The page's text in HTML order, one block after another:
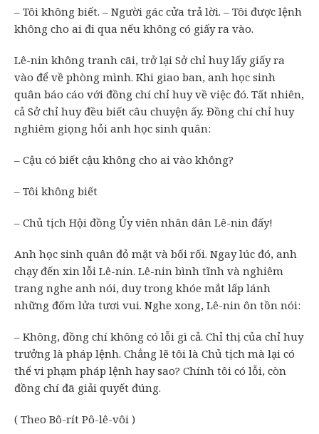
– Tôi không biết. – Người gác cửa trả lời. – Tôi được lệnh
không cho ai đi qua nếu không có giấy ra vào.
Lê-nin không tranh cãi, trở lại Sở chỉ huy lấy giấy ra
vào để về phòng mình. Khi giao ban, anh học sinh
quân báo cáo với đồng chí chỉ huy về việc đó. Tất nhiên,
cả Sở chỉ huy đều biết câu chuyện ấy. Đồng chí chỉ huy
nghiêm giọng hỏi anh học sinh quân:
– Cậu có biết cậu không cho ai vào không?
– Tôi không biết
– Chủ tịch Hội đồng Ủy viên nhân dân Lê-nin đấy!
Anh học sinh quân đỏ mặt và bối rối. Ngay lúc đó, anh
chạy đến xin lỗi Lê-nin. Lê-nin bình tĩnh và nghiêm
trang nghe anh nói, duy trong khóe mắt lấp lánh
những đốm lửa tươi vui. Nghe xong, Lê-nin ôn tồn nói:
– Không, đồng chí không có lỗi gì cả. Chỉ thị của chỉ huy
trưởng là pháp lệnh. Chẳng lẽ tôi là Chủ tịch mà lại có
thể vi phạm pháp lệnh hay sao? Chính tôi có lỗi, còn
đồng chí đã giải quyết đúng.
( Theo Bô-rít Pô-lê-vôi )